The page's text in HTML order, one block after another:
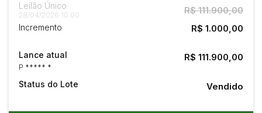
Leilão Único
28/04/2026 10:00 R$ 111.900,00
Incremento R$ 1.000,00
Lance atual
P ***** *
R$ 111.900,00
Status do Lote Vendido